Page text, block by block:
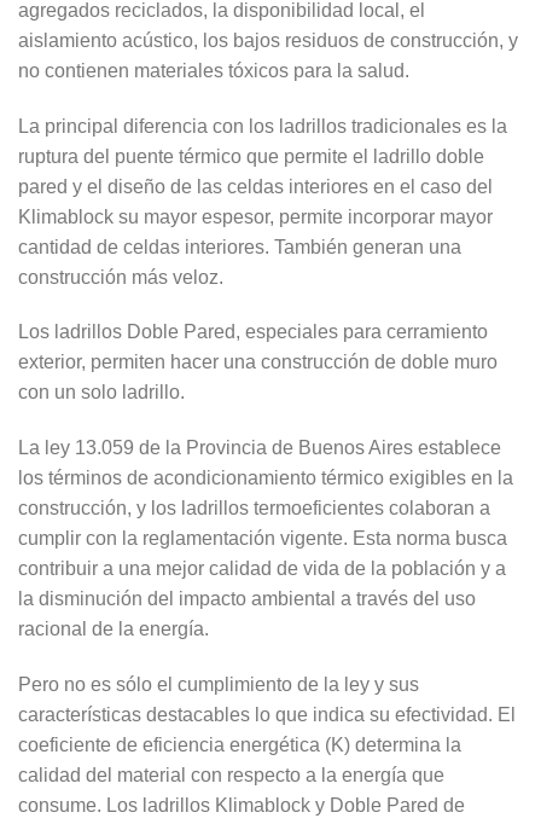
agregados reciclados, la disponibilidad local, el
aislamiento acústico, los bajos residuos de construcción, y
no contienen materiales tóxicos para la salud.
La principal diferencia con los ladrillos tradicionales es la
ruptura del puente térmico que permite el ladrillo doble
pared y el diseño de las celdas interiores en el caso del
Klimablock su mayor espesor, permite incorporar mayor
cantidad de celdas interiores. También generan una
construcción más veloz.
Los ladrillos Doble Pared, especiales para cerramiento
exterior, permiten hacer una construcción de doble muro
con un solo ladrillo.
La ley 13.059 de la Provincia de Buenos Aires establece
los términos de acondicionamiento térmico exigibles en la
construcción, y los ladrillos termoeficientes colaboran a
cumplir con la reglamentación vigente. Esta norma busca
contribuir a una mejor calidad de vida de la población y a
la disminución del impacto ambiental a través del uso
racional de la energía.
Pero no es sólo el cumplimiento de la ley y sus
características destacables lo que indica su efectividad. El
coeficiente de eficiencia energética (K) determina la
calidad del material con respecto a la energía que
consume. Los ladrillos Klimablock y Doble Pared de